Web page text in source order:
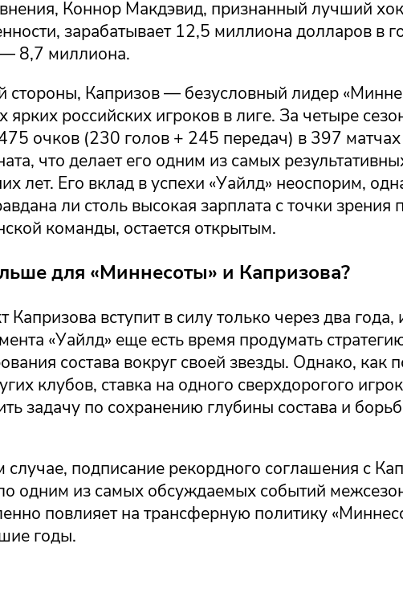
Коннор Макдэвид, признанный лучший
зарабатывает 12,5 миллиона долларов в
8,7 миллиона.
стороны, Капризов — безусловный лидер
ярких российских игроков в лиге. За четыре
очков (230 голов + 245 передач) в 397 матчах
что делает его одним из самых
лет. Его вклад в успехи «Уайлд» неоспорим,
ли столь высокая зарплата с точки зрения
команды, остается открытым.
для «Миннесоты» и Капризова?
Капризова вступит в силу только через два года,
«Уайлд» еще есть время продумать
состава вокруг своей звезды. Однако, как
клубов, ставка на одного сверхдорогого
задачу по сохранению глубины состава и
подписание рекордного соглашения с
одним из самых обсуждаемых событий
повлияет на трансферную политику
годы.